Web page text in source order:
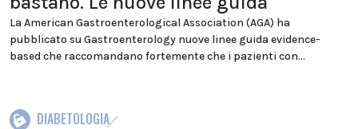
La American Gastroenterological Association (AGA) ha
pubblicato su Gastroenterology nuove linee guida evidence-
based che raccomandano fortemente che i pazienti con...
DIABETOLOGIA